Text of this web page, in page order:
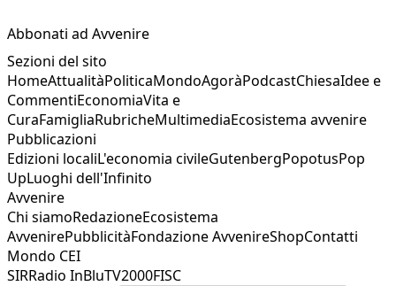
Abbonati ad Avvenire
Sezioni del sito
HomeAttualitàPoliticaMondoAgoràPodcastChiesaIdee e
CommentiEconomiaVita e
CuraFamigliaRubricheMultimediaEcosistema avvenire
Pubblicazioni
Edizioni localiL'economia civileGutenbergPopotusPop
UpLuoghi dell'Infinito
Avvenire
Chi siamoRedazioneEcosistema
AvvenirePubblicitàFondazione AvvenireShopContatti
Mondo CEI
SIRRadio InBluTV2000FISC